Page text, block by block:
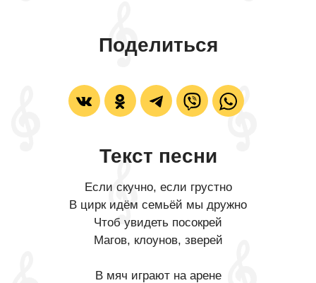
Поделиться
Текст песни
Если скучно, если грустно
В цирк идём семьёй мы дружно
Чтоб увидеть посокрей
Магов, клоунов, зверей
В мяч играют на арене